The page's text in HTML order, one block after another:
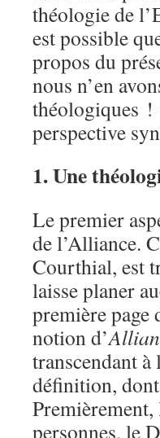
théologie de
est possible
propos du
nous n’en
théologiques !
perspective
1. Une
Le premier
de l’Alliance.
Courthial, est
laisse planer
première page
notion d’
transcendant
définition,
personnes, le